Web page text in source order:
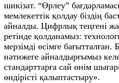
шикізат. “Өрлеу”
мемлекеттік қолдау біздің
айналды. Цифрлық теңгені
ретінде қолданамыз:
мерзімді өсімге бағытталған.
нәтижеге айналдырғымыз
стандарттарға сай өнім
өндірісті қалыптастыру».